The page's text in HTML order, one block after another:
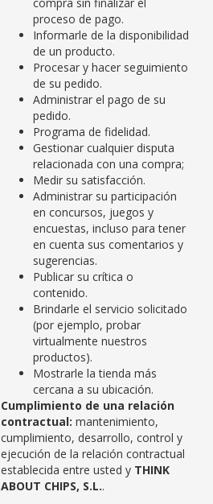
proceso de pago.
Informarle de la disponibilidad
de un producto.
Procesar y hacer seguimiento
de su pedido.
Administrar el pago de su
pedido.
Programa de fidelidad.
Gestionar cualquier disputa
relacionada con una compra;
Medir su satisfacción.
Administrar su participación
en concursos, juegos y
encuestas, incluso para tener
en cuenta sus comentarios y
sugerencias.
Publicar su crítica o
contenido.
Brindarle el servicio solicitado
(por ejemplo, probar
virtualmente nuestros
productos).
Mostrarle la tienda más
cercana a su ubicación.
Cumplimiento de una relación
contractual: mantenimiento,
cumplimiento, desarrollo, control y
ejecución de la relación contractual
establecida entre usted y THINK
ABOUT CHIPS, S.L..